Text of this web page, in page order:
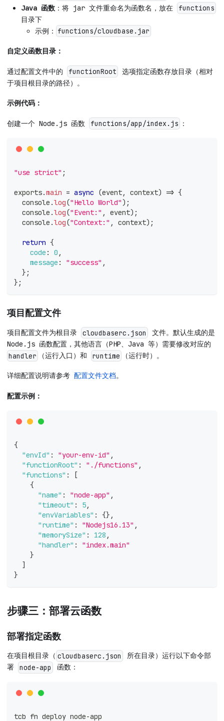
Java 函数 ：将 jar 文件重命名为函数名，放在
functions
目录下
示例： functions/cloudbase.jar
自定义函数目录：
通过配置文件中的 functionRoot
选项指定函数存放目录（相对
于项目根目录的路径）。
示例代码：
创建一个 Node.js 函数 functions/app/index.js ：
"use strict" ;
exports.main = async (event, context) => {
console .log("Hello World") ;
console .log("Event:" , event) ;
console .log("Context:" , context) ;
return {
code : 0 ,
message : "success" ,
} ;
} ;
项目配置文件
项目配置文件为根目录 cloudbaserc.json
文件。默认生成的是
Node.js 函数配置，其他语言（PHP、Java 等）需要修改对应的
handler
（运行入口）和 runtime （运行时）。
详细配置说明请参考 配置文件文档。
配置示例：
{
"envId" : "your-env-id" ,
"functionRoot" : "./functions" ,
"functions" :
[
{
"name" : "node-app" ,
"timeout" : 5,
"envVariables" : {} ,
"runtime" : "Nodejs16.13" ,
"memorySize" : 128 ,
"handler" :
"index.main"
}
]
}
步骤三：部署云函数
部署指定函数
在项目根目录（ cloudbaserc.json
所在目录）运行以下命令部
署
node-app 函数：
tcb fn deploy node-app